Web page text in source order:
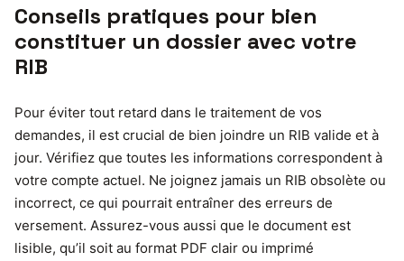
Conseils pratiques pour bien
constituer un dossier avec votre
RIB
Pour éviter tout retard dans le traitement de vos
demandes, il est crucial de bien joindre un RIB valide et à
jour. Vérifiez que toutes les informations correspondent à
votre compte actuel. Ne joignez jamais un RIB obsolète ou
incorrect, ce qui pourrait entraîner des erreurs de
versement. Assurez-vous aussi que le document est
lisible, qu’il soit au format PDF clair ou imprimé